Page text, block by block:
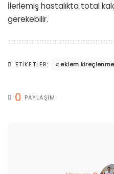
İlerlemiş hastalıkta total
gerekebilir.
ETIKETLER: eklem
0 PAYLAŞIM